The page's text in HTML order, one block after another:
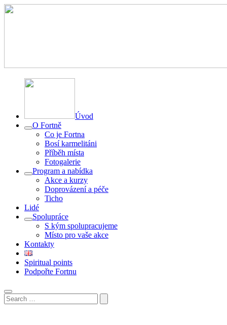
Úvod
O Fortně
Co je Fortna
Bosí karmelitáni
Příběh místa
Fotogalerie
Program a nabídka
Akce a kurzy
Doprovázení a péče
Ticho
Lidé
Spolupráce
S kým spolupracujeme
Místo pro vaše akce
Kontakty
Spiritual points
Podpořte Fortnu